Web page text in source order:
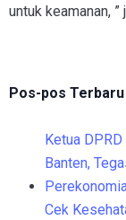
untuk keamanan, ”
Pos-pos Terbaru
Ketua
Banten,
Cek